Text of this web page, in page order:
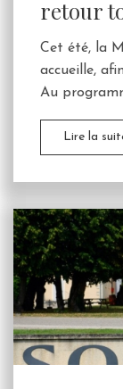
retour
Cet été, la
accueille,
Au
Lire la